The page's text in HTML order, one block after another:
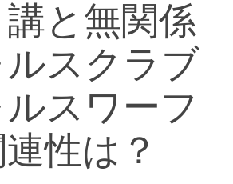
と無関係
スクラブ
スワーフ
性は？